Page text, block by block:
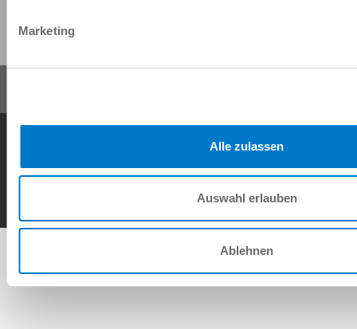
Marketing
Alle zulassen
Auswahl erlauben
Ablehnen